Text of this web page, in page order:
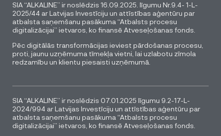
SIA “ALKALINE” ir noslēdzis 16.09.2025. līgumu Nr.9.4- 1-L-
2025/44 ar Latvijas Investīciju un attīstības aģentūru par
atbalsta saņemšanu pasākuma “Atbalsts procesu
digitalizācijai” ietvaros, ko finansē Atveseļošanas fonds.
Pēc digitālās transformācijas ieviest pārdošanas procesu,
proti, jaunu uzņēmuma tīmekļa vietni, lai uzlabotu zīmola
redzamību un klientu piesaisti uzņēmumā.
SIA “ALKALINE” ir noslēdzis 07.01.2025 līgumu 9.2-17-L-
2024/994 ar Latvijas Investīciju un attīstības aģentūru par
atbalsta saņemšanu pasākuma “Atbalsts procesu
digitalizācijai” ietvaros, ko finansē Atveseļošanas fonds.